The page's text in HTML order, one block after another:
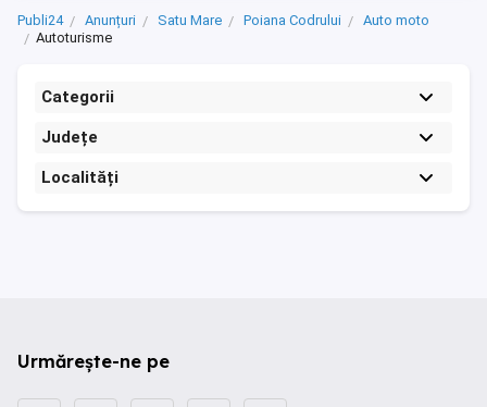
Publi24 Anunțuri Satu Mare Poiana Codrului
Auto moto
Autoturisme
Categorii
Județe
Localități
Urmărește-ne pe